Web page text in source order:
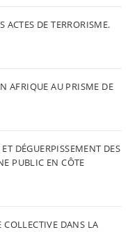
ACTES DE TERRORISME.
AFRIQUE AU PRISME DE
DÉGUERPISSEMENT DES
PUBLIC EN CÔTE
DANS LA